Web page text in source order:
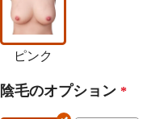
ピンク
陰毛のオプション *